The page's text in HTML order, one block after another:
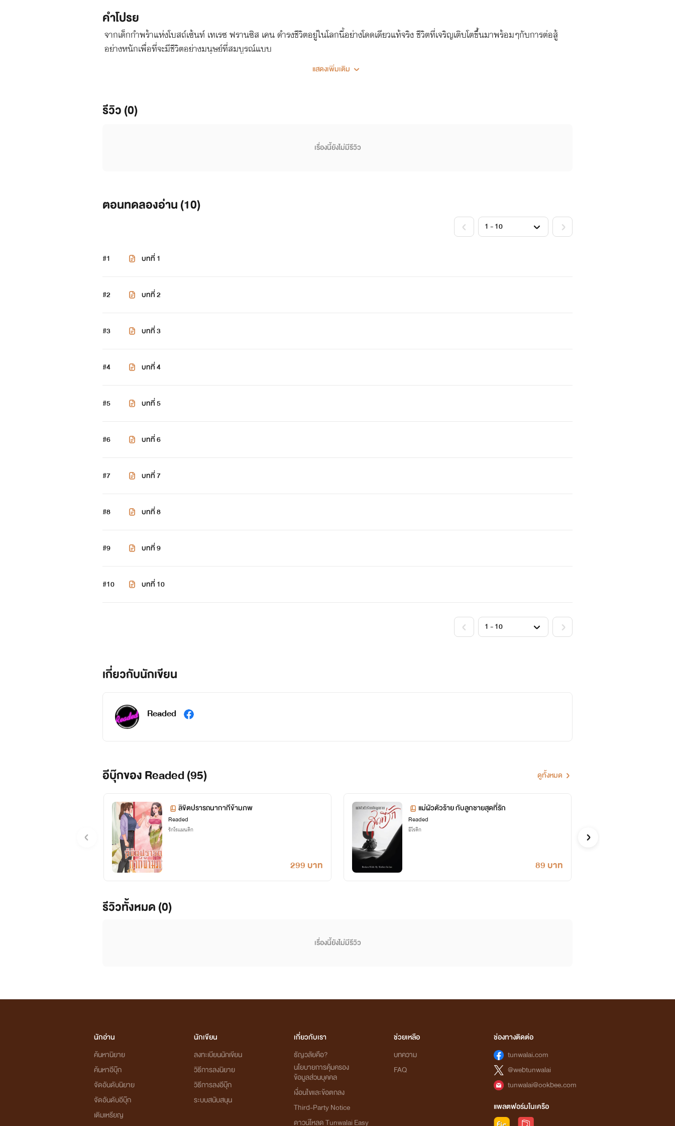
คำโปรย
จากเด็กกำพร้าแห่งโบสถ์เซ้นท์ เทเรซ ฟรานซิส เคน ดำรงชีวิตอยู่ในโลกนี้อย่างโดดเดียวแท้จริง ชีวิตที่เจริญเติบโตขึ้นมาพร้อมๆกับการต่อสู้
อย่างหนักเพื่อที่จะมีชีวิตอย่างมนุษย์ที่สมบูรณ์แบบ
แสดงเพิ่มเติม
รีวิว (0)
เรื่องนี้ยังไม่มีรีวิว
ตอนทดลองอ่าน (10)
#1 บทที่ 1
#2 บทที่ 2
#3 บทที่ 3
#4 บทที่ 4
#5 บทที่ 5
#6 บทที่ 6
#7 บทที่ 7
#8 บทที่ 8
#9 บทที่ 9
#10 บทที่ 10
เกี่ยวกับนักเขียน
Readed
อีบุ๊กของ Readed (95) ดูทั้งหมด
ลิขิตปรารถนากากีข้ามภพ
Readed
รักโรแมนติก
299 บาท
แม่ผัวตัวร้าย กับลูกชายสุดที่รัก
Readed
อีโรติก
89 บาท
รีวิวทั้งหมด (0)
เรื่องนี้ยังไม่มีรีวิว
นักอ่าน
ค้นหานิยาย
ค้นหาอีบุ๊ก
จัดอันดับนิยาย
จัดอันดับอีบุ๊ก
เติมเหรียญ
นักเขียน
ลงทะเบียนนักเขียน
วิธีการลงนิยาย
วิธีการลงอีบุ๊ก
ระบบสนับสนุน
เกี่ยวกับเรา
ธัญวลัยคือ?
นโยบายการคุ้มครอง
ข้อมูลส่วนบุคคล
เงื่อนไขและข้อตกลง
Third-Party Notice
ดาวน์โหลด Tunwalai Easy
ช่วยเหลือ
บทความ
FAQ
ช่องทางติดต่อ
tunwalai.com
@webtunwalai
tunwalai@ookbee.com
แพลตฟอร์มในเครือ